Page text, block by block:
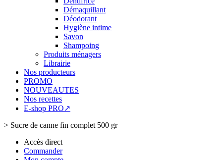
Démaquillant
Déodorant
Hygiène intime
Savon
Shampoing
Produits ménagers
Librairie
Nos producteurs
PROMO
NOUVEAUTES
Nos recettes
E-shop PRO↗
> Sucre de canne fin complet 500 gr
Accès direct
Commander